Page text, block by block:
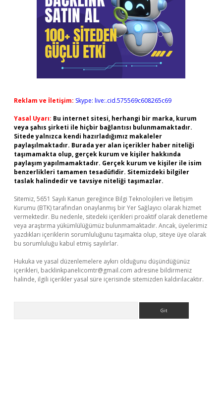
Reklam ve İletişim: Skype: live:.cid.575569c608265c69
Yasal Uyarı: Bu internet sitesi, herhangi bir marka, kurum
veya şahıs şirketi ile hiçbir bağlantısı bulunmamaktadır.
Sitede yalnızca kendi hazırladığımız makaleler
paylaşılmaktadır. Burada yer alan içerikler haber niteliği
taşımamakta olup, gerçek kurum ve kişiler hakkında
paylaşım yapılmamaktadır. Gerçek kurum ve kişiler ile isim
benzerlikleri tamamen tesadüfidir. Sitemizdeki bilgiler
taslak halindedir ve tavsiye niteliği taşımazlar.
Sitemiz, 5651 Sayılı Kanun gereğince Bilgi Teknolojileri ve İletişim
Kurumu (BTK) tarafından onaylanmış bir Yer Sağlayıcı olarak hizmet
vermektedir. Bu nedenle, sitedeki içerikleri proaktif olarak denetleme
veya araştırma yükümlülüğümüz bulunmamaktadır. Ancak, üyelerimiz
yazdıkları içeriklerin sorumluluğunu taşımakta olup, siteye üye olarak
bu sorumluluğu kabul etmiş sayılırlar.
Hukuka ve yasal düzenlemelere aykırı olduğunu düşündüğünüz
içerikleri, backlinkpanelicomtr@gmail.com adresine bildirmeniz
halinde, ilgili içerikler yasal süre içerisinde sitemizden kaldırılacaktır.